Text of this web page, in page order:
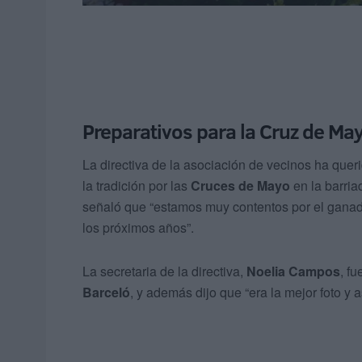
Preparativos para la Cruz de
La directiva de la asociación de vecinos ha
la tradición por las Cruces de Mayo en la
señaló que “estamos muy contentos por el
los próximos años”.
La secretaria de la directiva, Noelia Campos,
Barceló, y además dijo que “era la mejor foto y